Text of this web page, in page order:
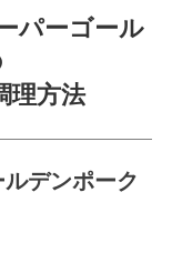
パーゴール
理方法
デンポーク